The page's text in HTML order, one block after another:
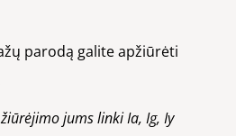
parodą galite apžiūrėti
jums linki Ia, Ig, Iy